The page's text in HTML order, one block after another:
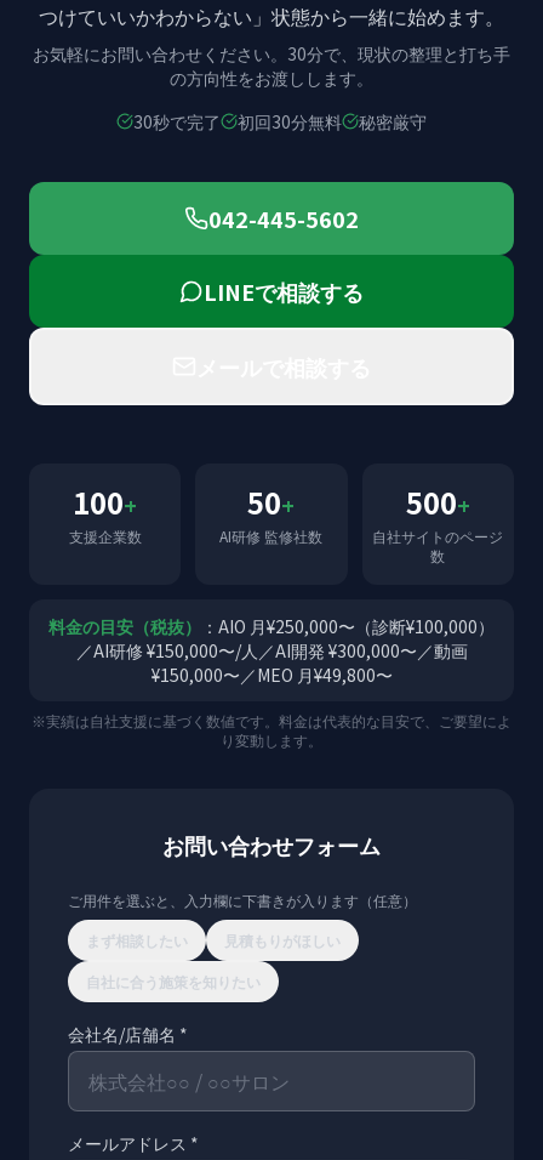
つけていいかわからない」状態から一緒に始めます。
お気軽にお問い合わせください。 30分で、現状の整理と打ち手
の方向性をお渡しします。
30秒で完了
初回30分無料 秘密厳守
042-445-5602
LINEで相談する
100+
支援企業数
50+
AI研修 監修社数
500+
自社サイトのページ
数
料金の目安（税抜）
：AIO 月¥250,000〜（診断¥100,000）
／AI研修 ¥150,000〜/人／AI開発 ¥300,000〜／動画
¥150,000〜／MEO 月¥49,800〜
※実績は自社支援に基づく数値です。料金は代表的な目安で、ご要望によ
り変動します。
お問い合わせフォーム
ご用件を選ぶと、入力欄に下書きが入ります（任意）
まず相談したい
見積もりがほしい
自社に合う施策を知りたい
会社名/店舗名 *
メールアドレス *